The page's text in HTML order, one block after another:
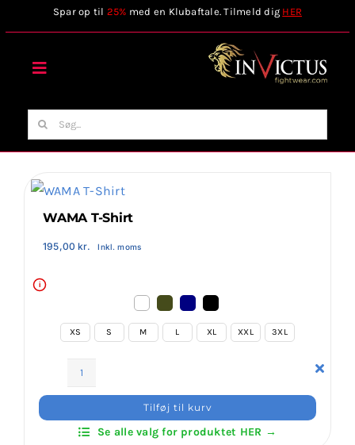
to
Spar op til 25% med en Klubaftale. Tilmeld dig HER
Toggle
Forside
Stilart / Kampsport
Invictus Brands
Klubaftalesider – Find din klub
Brodering / Tryk
Søg
efter:
WAMA T-Shirt
195,00kr. Inkl. moms
i
XS S M L XL XXL 3XL
Shirt
antal
Tilføj til kurv
Se alle valg for produktet HER →